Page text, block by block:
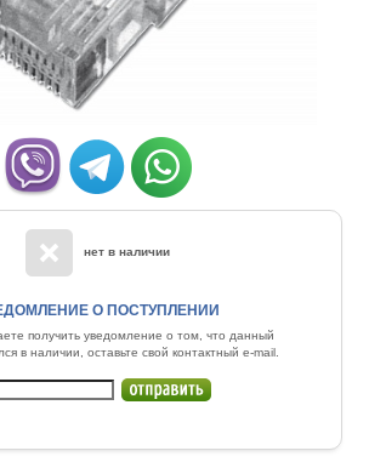
нет в наличии
О ПОСТУПЛЕНИИ
получить уведомление о том, что данный
в наличии, оставьте свой контактный e-mail.